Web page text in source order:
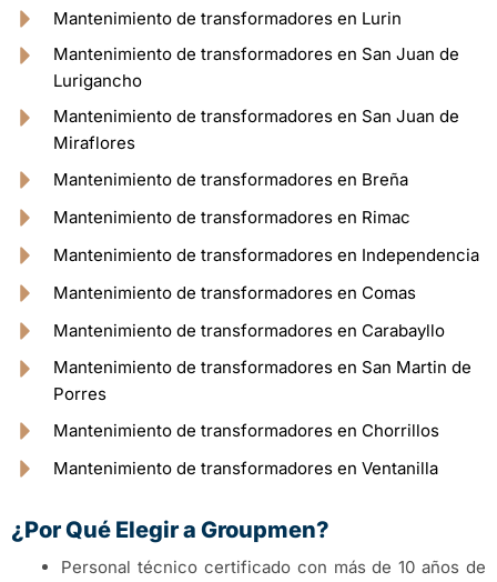
Mantenimiento de transformadores en Lurin
Mantenimiento de transformadores en San Juan de
Lurigancho
Mantenimiento de transformadores en San Juan de
Miraflores
Mantenimiento de transformadores en Breña
Mantenimiento de transformadores en Rimac
Mantenimiento de transformadores en Independencia
Mantenimiento de transformadores en Comas
Mantenimiento de transformadores en Carabayllo
Mantenimiento de transformadores en San Martin de
Porres
Mantenimiento de transformadores en Chorrillos
Mantenimiento de transformadores en Ventanilla
¿Por Qué Elegir a Groupmen?
Personal técnico certificado con más de 10 años de